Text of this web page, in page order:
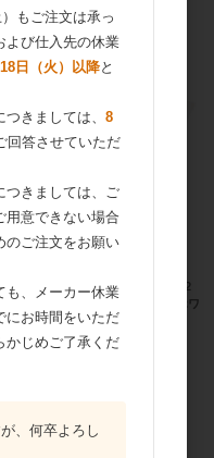
寄・受注発注商品・納期１か月～２
】ハナマルキ フィアンティーヌ ホワ
1kg
もご注文は承っ
よび仕入先の休業
日（火）以降と
きましては、 8
回答させていただ
つきましては、ご
用意できない場合
のご注文をお願い
も、メーカー休業
にお時間をいただ
かじめご了承くだ
、何卒よろし